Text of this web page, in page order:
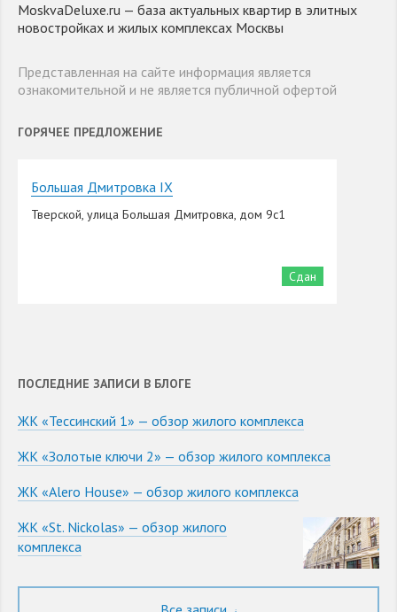
MoskvaDeluxe.ru — база актуальных квартир в элитных
новостройках и жилых комплексах Москвы
Представленная на сайте информация является
ознакомительной и не является публичной офертой
ГОРЯЧЕЕ ПРЕДЛОЖЕНИЕ
Большая Дмитровка IX
Тверской, улица Большая Дмитровка, дом 9с1
Сдан
ПОСЛЕДНИЕ ЗАПИСИ В БЛОГЕ
ЖК «Тессинский 1» — обзор жилого комплекса
ЖК «Золотые ключи 2» — обзор жилого комплекса
ЖК «Alero House» — обзор жилого комплекса
ЖК «St. Nickolas» — обзор жилого
комплекса